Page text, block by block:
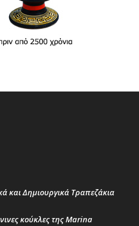
και Δημιουργικά Τραπεζάκια
κούκλες της Marina